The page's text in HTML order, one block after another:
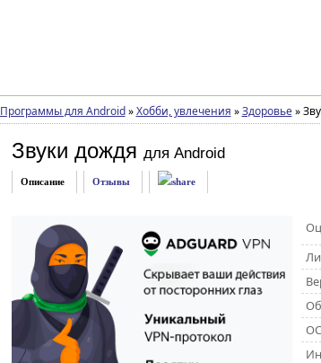
Программы для Android » Хобби, увлечения » Здоровье »
Звуки дождя для Android
Описание Отзывы